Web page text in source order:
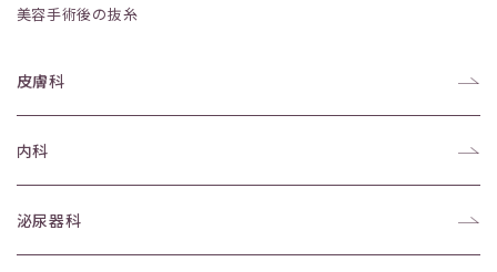
美容手術後の抜糸
皮膚科
内科
泌尿器科